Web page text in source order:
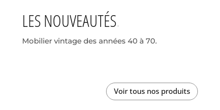
LES NOUVEAUTÉS
Mobilier vintage des années 40 à 70.
Voir tous nos produits